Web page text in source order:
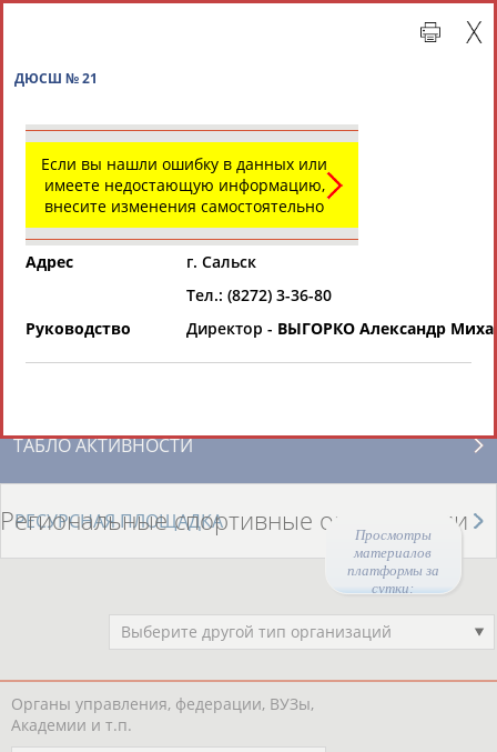
Просмотры
материалов
платформы за
сутки:
Региональные спортивные организации
СВОДНЫЕ ИНДЕКСЫ
ТАБЛО АКТИВНОСТИ
РЕСУРСНАЯ ПЛОЩАДКА
Региональные спортивные организации
Выберите другой тип организаций
Органы управления, федерации, ВУЗы,
Академии и т.п.
Если вы нашли ошибку в данных или
имеете недостающую информацию,
внесите изменения самостоятельно
Адрес
г. Сальск
Тел.: (8272) 3-36-80
Руководство
Директор - ВЫГОРКО Александр